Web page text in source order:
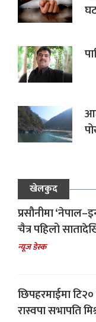
खेलकुद
प्रसौनीमा
चैत्र पहिलो
न्यूज डेस्क
छिपहरमाईमा
रास्वपा सभापति